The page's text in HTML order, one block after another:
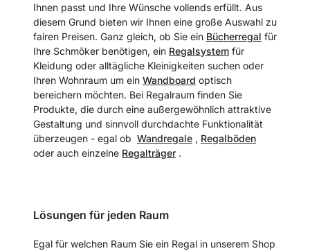
Ihnen passt und Ihre Wünsche vollends erfüllt. Aus
diesem Grund bieten wir Ihnen eine große Auswahl zu
fairen Preisen. Ganz gleich, ob Sie ein Bücherregal für
Ihre Schmöker benötigen, ein Regalsystem für
Kleidung oder alltägliche Kleinigkeiten suchen oder
Ihren Wohnraum um ein Wandboard optisch
bereichern möchten. Bei Regalraum finden Sie
Produkte, die durch eine außergewöhnlich attraktive
Gestaltung und sinnvoll durchdachte Funktionalität
überzeugen - egal ob Wandregale , Regalböden
oder auch einzelne Regalträger .
Lösungen für jeden Raum
Egal für welchen Raum Sie ein Regal in unserem Shop